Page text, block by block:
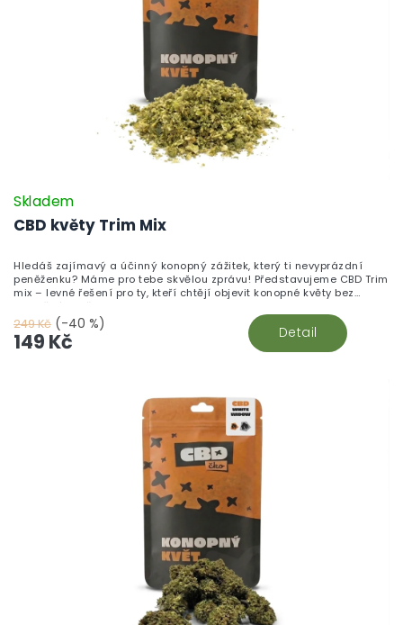
CBD květy Trim Mix
Skladem
249 Kč (-40 %)
149 Kč Detail
Hledáš zajímavý a účinný konopný zážitek, který ti nevyprázdní
peněženku? Máme pro tebe skvělou zprávu! Představujeme CBD Trim
mix – levné řešení pro ty, kteří chtějí objevit konopné květy bez
zbytečného přepychu.